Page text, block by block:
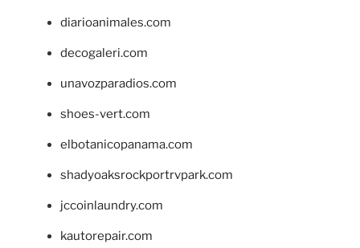
diarioanimales.com
decogaleri.com
unavozparadios.com
shoes-vert.com
elbotanicopanama.com
shadyoaksrockportrvpark.com
jccoinlaundry.com
kautorepair.com